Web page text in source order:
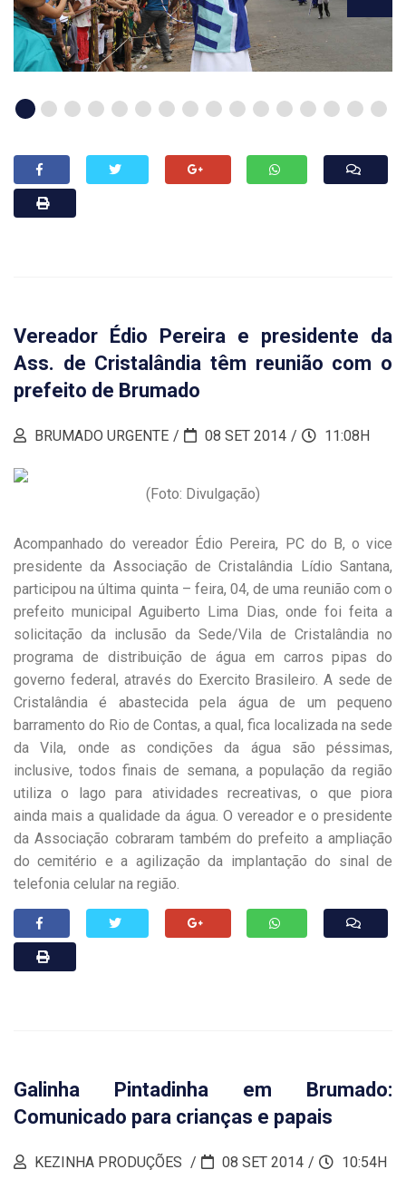
Vereador Édio Pereira e presidente da
Ass. de Cristalândia têm reunião com o
prefeito de Brumado
BRUMADO URGENTE 08 SET 2014 11:08H
(Foto: Divulgação)
Acompanhado do vereador Édio Pereira, PC do B, o vice
presidente da Associação de Cristalândia Lídio Santana,
participou na última quinta – feira, 04, de uma reunião com o
prefeito municipal Aguiberto Lima Dias, onde foi feita a
solicitação da inclusão da Sede/Vila de Cristalândia no
programa de distribuição de água em carros pipas do
governo federal, através do Exercito Brasileiro. A sede de
Cristalândia é abastecida pela água de um pequeno
barramento do Rio de Contas, a qual, fica localizada na sede
da Vila, onde as condições da água são péssimas,
inclusive, todos finais de semana, a população da região
utiliza o lago para atividades recreativas, o que piora
ainda mais a qualidade da água. O vereador e o presidente
da Associação cobraram também do prefeito a ampliação
do cemitério e a agilização da implantação do sinal de
telefonia celular na região.
Galinha Pintadinha em Brumado:
Comunicado para crianças e papais
KEZINHA PRODUÇÕES 08 SET 2014 10:54H